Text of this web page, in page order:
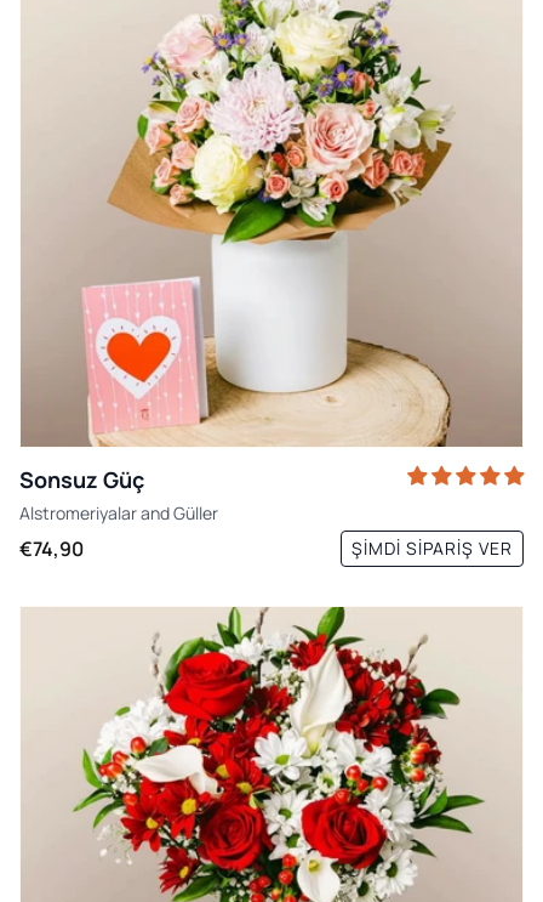
Sonsuz Güç
AlstromeriyalarandGüller
€74,90 ŞIMDI SIPARIŞ VER